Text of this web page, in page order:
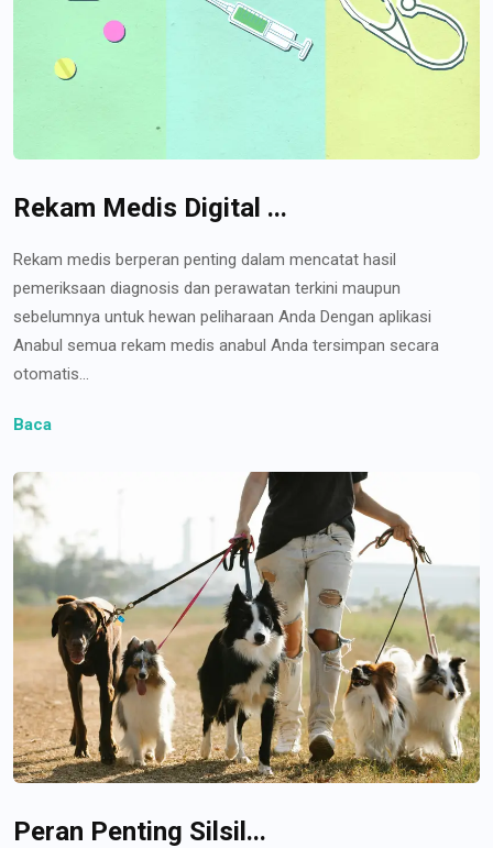
Rekam Medis Digital ...
Rekam medis berperan penting dalam mencatat hasil
pemeriksaan diagnosis dan perawatan terkini maupun
sebelumnya untuk hewan peliharaan Anda Dengan aplikasi
Anabul semua rekam medis anabul Anda tersimpan secara
otomatis...
Baca
Peran Penting Silsil...